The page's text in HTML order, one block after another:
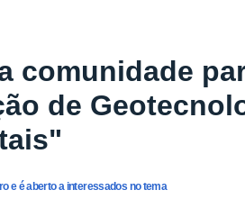
comunidade
de
e é aberto a interessados no tema